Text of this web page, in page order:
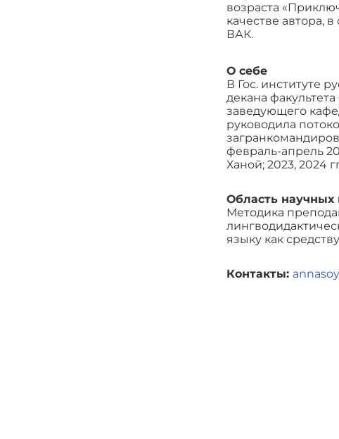
возраста
качестве автора,
ВАК.
О себе
В Гос. институте
декана
заведующего
руководила
февраль-апрель
Ханой; 2023, 2024
Область научных
Методика
языку как
Контакты: